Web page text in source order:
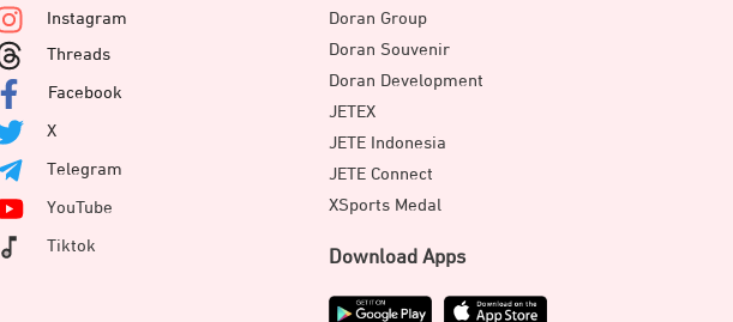
Instagram
Threads
Facebook
X
Telegram
YouTube
Tiktok
Doran Group
Doran Souvenir
Doran Development
JETEX
JETE Indonesia
JETE Connect
XSports Medal
Download Apps